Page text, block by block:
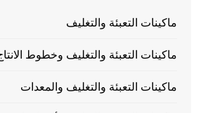
ماكينات التعبئة والتغليف
ماكينات التعبئة والتغليف وخطوط
ماكينات التعبئة والتغليف والمعدات